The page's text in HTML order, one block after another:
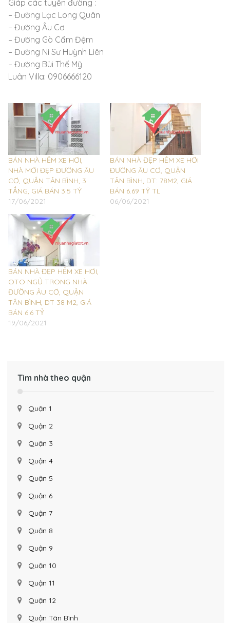
Giáp các tuyến đường :
– Đường Lạc Long Quân
– Đường Âu Cơ
– Đường Gò Cẩm Đệm
– Đường Ni Sư Huỳnh Liên
– Đường Bùi Thế Mỹ
Luân Villa: 0906666120
BÁN NHÀ HẺM XE HƠI,
NHÀ MỚI ĐẸP ĐƯỜNG ÂU
CƠ, QUẬN TÂN BÌNH, 3
TẦNG, GIÁ BÁN 3.5 TỶ
17/06/2021
BÁN NHÀ ĐẸP HẺM XE HƠI
ĐƯỜNG ÂU CƠ, QUẬN
TÂN BÌNH, DT: 78M2, GIÁ
BÁN 6.69 TỶ TL
06/06/2021
BÁN NHÀ ĐẸP HẺM XE HƠI,
OTO NGỦ TRONG NHÀ
ĐƯỜNG ÂU CƠ, QUẬN
TÂN BÌNH, DT 38 M2, GIÁ
BÁN 6.6 TỶ
19/06/2021
Tìm nhà theo quận
Quận 1
Quận 2
Quận 3
Quận 4
Quận 5
Quận 6
Quận 7
Quận 8
Quận 9
Quận 10
Quận 11
Quận 12
Quận Tân Bình